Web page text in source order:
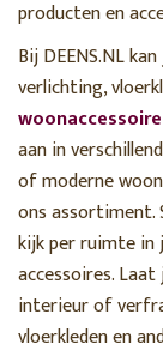
producten en
Bij DEENS.NL
verlichting,
aan in
of moderne
ons assortiment.
kijk per ruimte in
accessoires.
interieur of
vloerkleden en